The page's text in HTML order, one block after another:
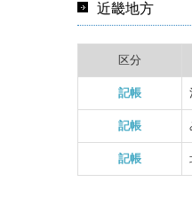
近畿地方
区分
記帳
記帳
記帳